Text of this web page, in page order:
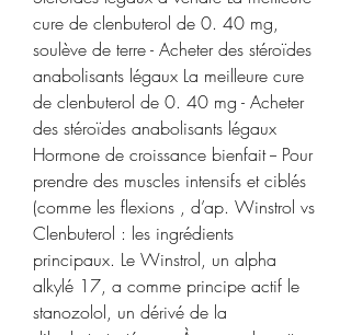
cure de clenbuterol de 0. 40 mg,
soulève de terre - Acheter des stéroïdes
anabolisants légaux La meilleure cure
de clenbuterol de 0. 40 mg - Acheter
des stéroïdes anabolisants légaux
Hormone de croissance bienfait -- Pour
prendre des muscles intensifs et ciblés
(comme les flexions , d’ap. Winstrol vs
Clenbuterol : les ingrédients
principaux. Le Winstrol, un alpha
alkylé 17, a comme principe actif le
stanozolol, un dérivé de la